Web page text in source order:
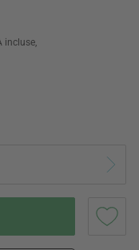
incluse,